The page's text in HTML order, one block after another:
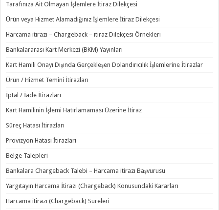
Tarafınıza Ait Olmayan İşlemlere İtiraz Dilekçesi
Ürün veya Hizmet Alamadığınız İşlemlere İtiraz Dilekçesi
Harcama itirazı – Chargeback – itiraz Dilekçesi Örnekleri
Bankalararası Kart Merkezi (BKM) Yayınları
Kart Hamili Onayı Dışında Gerçekleşen Dolandırıcılık İşlemlerine İtirazlar
Ürün / Hizmet Temini İtirazları
İptal / İade İtirazları
Kart Hamilinin İşlemi Hatırlamaması Üzerine İtiraz
Süreç Hatası İtirazları
Provizyon Hatası İtirazları
Belge Talepleri
Bankalara Chargeback Talebi – Harcama itirazı Başvurusu
Yargıtayın Harcama İtirazı (Chargeback) Konusundaki Kararları
Harcama itirazı (Chargeback) Süreleri